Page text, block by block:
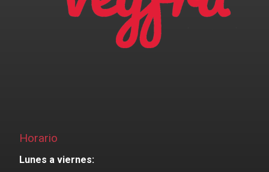
Horario
Lunes a viernes: